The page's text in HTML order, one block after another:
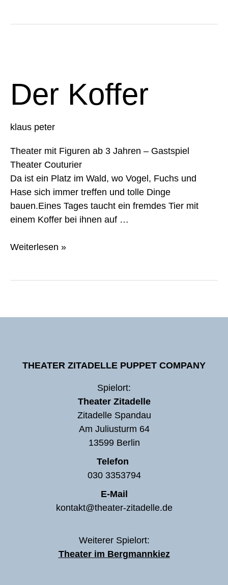
Der Koffer
klaus peter
Theater mit Figuren ab 3 Jahren – Gastspiel
Theater Couturier
Da ist ein Platz im Wald, wo Vogel, Fuchs und
Hase sich immer treffen und tolle Dinge
bauen.Eines Tages taucht ein fremdes Tier mit
einem Koffer bei ihnen auf …
Weiterlesen »
THEATER ZITADELLE PUPPET COMPANY
Spielort:
Theater Zitadelle
Zitadelle Spandau
Am Juliusturm 64
13599 Berlin
Telefon
030 3353794
E-Mail
kontakt@theater-zitadelle.de
Weiterer Spielort:
Theater im Bergmannkiez